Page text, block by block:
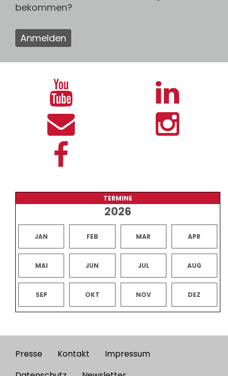
bekommen?
Anmelden
TERMINE
2026
JAN FEB MAR APR
MAI JUN JUL AUG
SEP OKT NOV DEZ
Footer
Presse Kontakt
Impressum